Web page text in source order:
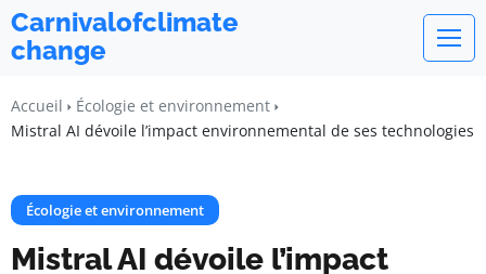
Carnivalofclimate
change
Accueil
Écologie et environnement
Mistral AI dévoile l’impact environnemental de ses technologies
Écologie et environnement
Mistral AI dévoile l’impact